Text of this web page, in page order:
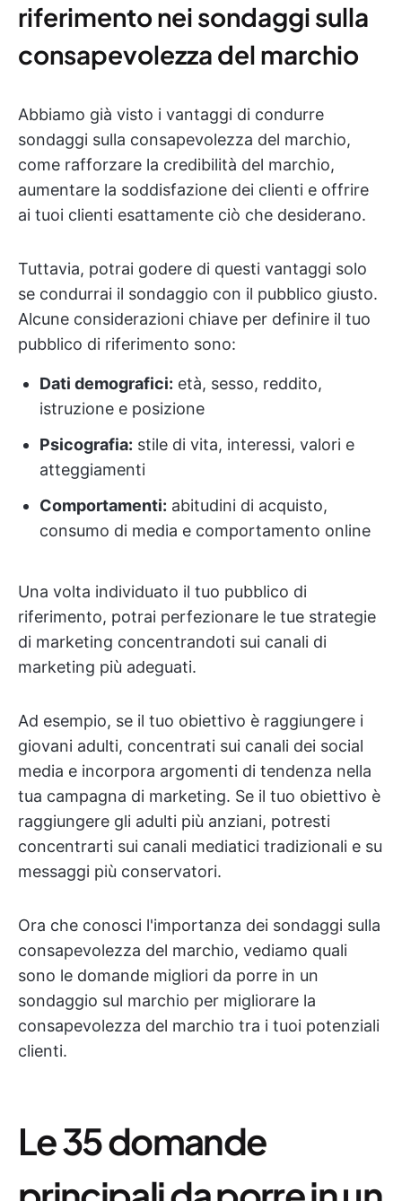
riferimento nei sondaggi sulla
consapevolezza del marchio
Abbiamo già visto i vantaggi di condurre
sondaggi sulla consapevolezza del marchio,
come rafforzare la credibilità del marchio,
aumentare la soddisfazione dei clienti e offrire
ai tuoi clienti esattamente ciò che desiderano.
Tuttavia, potrai godere di questi vantaggi solo
se condurrai il sondaggio con il pubblico giusto.
Alcune considerazioni chiave per definire il tuo
pubblico di riferimento sono:
Dati demografici: età, sesso, reddito,
istruzione e posizione
Psicografia: stile di vita, interessi, valori e
atteggiamenti
Comportamenti: abitudini di acquisto,
consumo di media e comportamento online
Una volta individuato il tuo pubblico di
riferimento, potrai perfezionare le tue strategie
di marketing concentrandoti sui canali di
marketing più adeguati.
Ad esempio, se il tuo obiettivo è raggiungere i
giovani adulti, concentrati sui canali dei social
media e incorpora argomenti di tendenza nella
tua campagna di marketing. Se il tuo obiettivo è
raggiungere gli adulti più anziani, potresti
concentrarti sui canali mediatici tradizionali e su
messaggi più conservatori.
Ora che conosci l'importanza dei sondaggi sulla
consapevolezza del marchio, vediamo quali
sono le domande migliori da porre in un
sondaggio sul marchio per migliorare la
consapevolezza del marchio tra i tuoi potenziali
clienti.
Le 35 domande